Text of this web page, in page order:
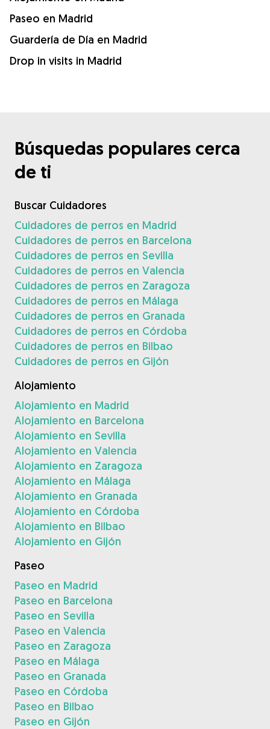
Paseo en Madrid
Guardería de Día en Madrid
Drop in visits in Madrid
Búsquedas populares cerca
de ti
Buscar Cuidadores
Cuidadores de perros en Madrid
Cuidadores de perros en Barcelona
Cuidadores de perros en Sevilla
Cuidadores de perros en Valencia
Cuidadores de perros en Zaragoza
Cuidadores de perros en Málaga
Cuidadores de perros en Granada
Cuidadores de perros en Córdoba
Cuidadores de perros en Bilbao
Cuidadores de perros en Gijón
Alojamiento
Alojamiento en Madrid
Alojamiento en Barcelona
Alojamiento en Sevilla
Alojamiento en Valencia
Alojamiento en Zaragoza
Alojamiento en Málaga
Alojamiento en Granada
Alojamiento en Córdoba
Alojamiento en Bilbao
Alojamiento en Gijón
Paseo
Paseo en Madrid
Paseo en Barcelona
Paseo en Sevilla
Paseo en Valencia
Paseo en Zaragoza
Paseo en Málaga
Paseo en Granada
Paseo en Córdoba
Paseo en Bilbao
Paseo en Gijón